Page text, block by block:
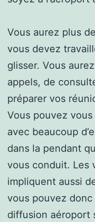
Vous aurez plus
vous devez
glisser. Vous
appels, de
préparer vos
Vous pouvez
avec beaucoup
dans la pendant
vous conduit. Les
impliquent aussi
vous pouvez
diffusion aéroport